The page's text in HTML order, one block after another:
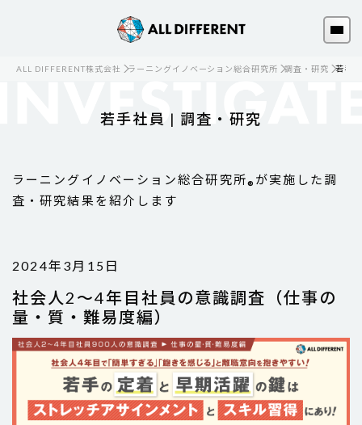
ALL DIFFERENT株式会社 ラーニングイノベーション総合研究所 調査・研究 若手
若手社員 | 調査・研究
ラーニングイノベーション総合研究所® が実施した調
査・研究結果を紹介します
2024年3月15日
社会人2～4年目社員の意識調査（仕事の
量・質・難易度編）